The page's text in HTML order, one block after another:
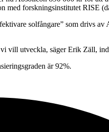
med forskningsinstitutet RISE
solfångare” som drivs av
vill utveckla, säger Erik Zäll,
är 92%.